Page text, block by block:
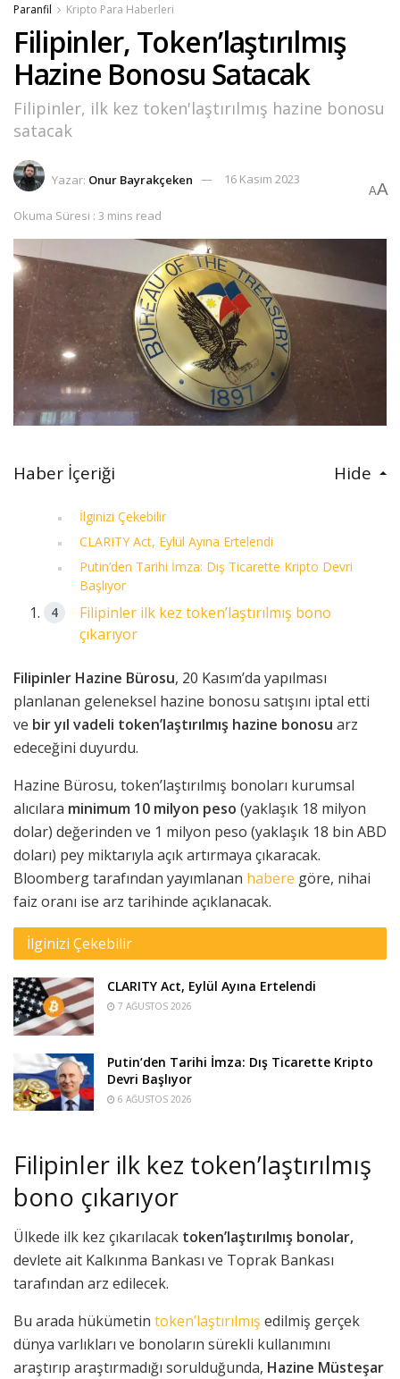
Paranfil Kripto Para Haberleri
Filipinler, Token’laştırılmış
Hazine Bonosu Satacak
Filipinler, ilk kez token'laştırılmış hazine bonosu
satacak
Yazar: Onur Bayrakçeken 16 Kasım 2023
Okuma Süresi : 3 mins read
AA
Haber İçeriği Hide
İlginizi Çekebilir
CLARITY Act, Eylül Ayına Ertelendi
Putin’den Tarihi İmza: Dış Ticarette Kripto Devri
Başlıyor
Filipinler ilk kez token’laştırılmış bono
çıkarıyor
Filipinler Hazine Bürosu, 20 Kasım’da yapılması
planlanan geleneksel hazine bonosu satışını iptal etti
ve bir yıl vadeli token’laştırılmış hazine bonosu arz
edeceğini duyurdu.
Hazine Bürosu, token’laştırılmış bonoları kurumsal
alıcılara minimum 10 milyon peso (yaklaşık 18 milyon
dolar) değerinden ve 1 milyon peso (yaklaşık 18 bin ABD
doları) pey miktarıyla açık artırmaya çıkaracak.
Bloomberg tarafından yayımlanan habere göre, nihai
faiz oranı ise arz tarihinde açıklanacak.
İlginizi Çekebilir
CLARITY Act, Eylül Ayına Ertelendi
7 AĞUSTOS 2026
Putin’den Tarihi İmza: Dış Ticarette Kripto
Devri Başlıyor
6 AĞUSTOS 2026
Filipinler ilk kez token’laştırılmış
bono çıkarıyor
Ülkede ilk kez çıkarılacak token’laştırılmış bonolar,
devlete ait Kalkınma Bankası ve Toprak Bankası
tarafından arz edilecek.
Bu arada hükümetin token’laştırılmış edilmiş gerçek
dünya varlıkları ve bonoların sürekli kullanımını
araştırıp araştırmadığı sorulduğunda, Hazine Müsteşar